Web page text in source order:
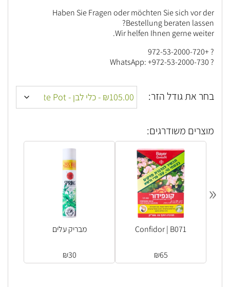
Haben Sie Fragen oder möchten Sie sich vor der
Bestellung beraten lassen?
Wir helfen Ihnen gerne weiter.
? +972-53-2000-720
? WhatsApp: +972-53-2000-730
בחר את גודל הזר:
מוצרים משודרגים:
מבריק עלים
₪30
Confidor | B071
₪65
«